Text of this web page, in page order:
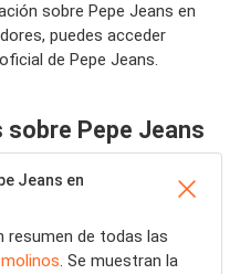
sobre Pepe Jeans en
puedes acceder
de Pepe Jeans.
Pepe Jeans
Jeans en
resumen de todas las
. Se muestran la